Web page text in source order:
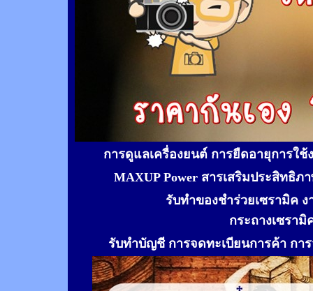
การดูแลเครื่องยนต์ การยืดอายุการใ
MAXUP Power สารเสริมประสิทธิ
รับทำของชำร่วยเซรามิค
กระถางเซรา
รับทำบัญชี การจดทะเบียนการค้า กา